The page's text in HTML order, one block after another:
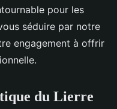
pour les
séduire par notre
engagement à offrir
du Lierre